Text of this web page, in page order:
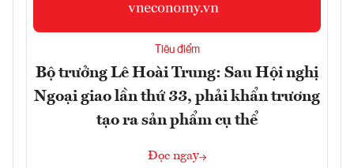
Tiêu điểm
Bộ trưởng Lê Hoài Trung: Sau Hội nghị
Ngoại giao lần thứ 33, phải khẩn trương
tạo ra sản phẩm cụ thể
Đọc ngay